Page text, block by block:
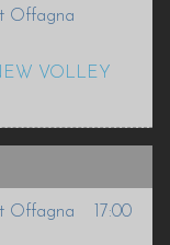
Offagna
VOLLEY
Offagna
17:00